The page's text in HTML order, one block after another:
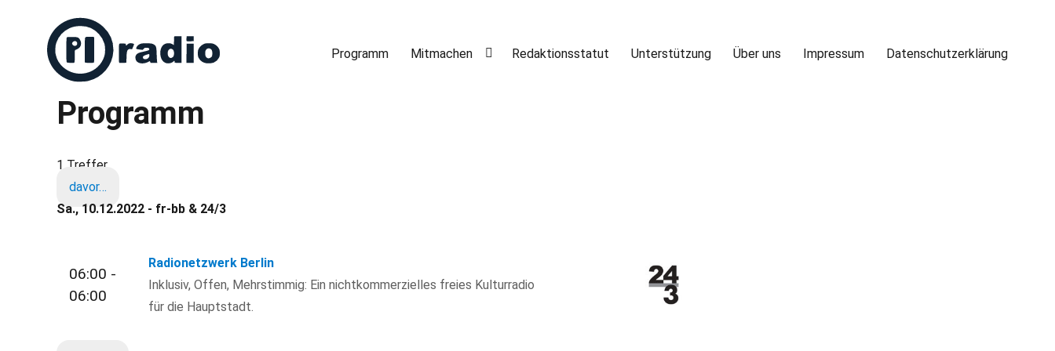
Freies Radio in Berlin
Programm Mitmachen Redaktionsstatut Unterstützung Über uns Impressum Datenschutzerklärung
Programm
1 Treffer
davor…
Sa., 10.12.2022 - fr-bb & 24/3
06:00 -
06:00
Radionetzwerk Berlin
Inklusiv, Offen, Mehrstimmig: Ein nichtkommerzielles freies Kulturradio
für die Hauptstadt.